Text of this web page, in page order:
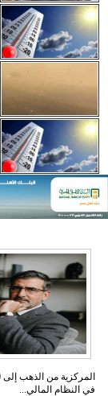
في النظام المالي...